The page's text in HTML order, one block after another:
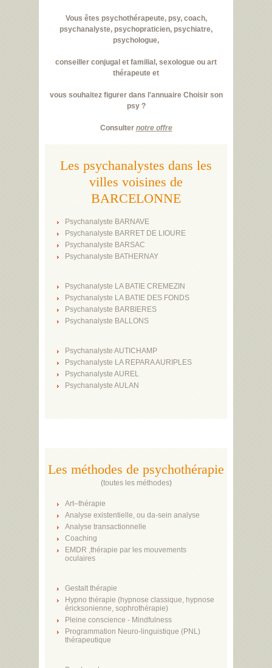
Vous êtes psychothérapeute, psy, coach,
psychanalyste, psychopraticien, psychiatre,
psychologue,
conseiller conjugal et familial, sexologue ou art
thérapeute et
vous souhaitez figurer dans l'annuaire Choisir son
psy ?
Consulter notre offre
Les psychanalystes dans les
villes voisines de
BARCELONNE
Psychanalyste BARNAVE
Psychanalyste BARRET DE LIOURE
Psychanalyste BARSAC
Psychanalyste BATHERNAY
Psychanalyste LA BATIE CREMEZIN
Psychanalyste LA BATIE DES FONDS
Psychanalyste BARBIERES
Psychanalyste BALLONS
Psychanalyste AUTICHAMP
Psychanalyste LA REPARA AURIPLES
Psychanalyste AUREL
Psychanalyste AULAN
Les méthodes de psychothérapie
(toutes les méthodes)
Art–thérapie
Analyse existentielle, ou da-sein analyse
Analyse transactionnelle
Coaching
EMDR ,thérapie par les mouvements
oculaires
Gestalt thérapie
Hypno thérapie (hypnose classique, hypnose
éricksonienne, sophrothérapie)
Pleine conscience - Mindfulness
Programmation Neuro-linguistique (PNL)
thérapeutique